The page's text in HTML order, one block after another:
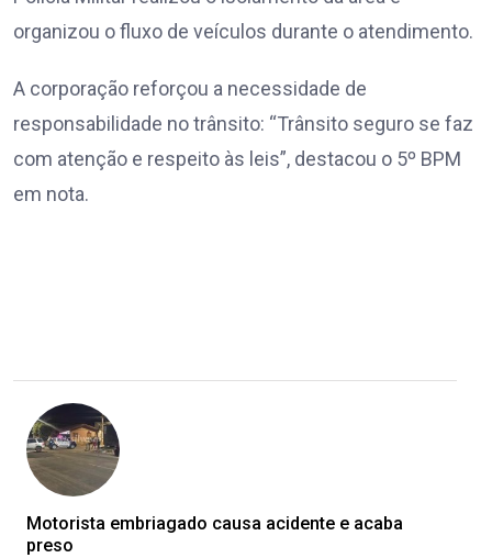
organizou o fluxo de veículos durante o atendimento.
A corporação reforçou a necessidade de
responsabilidade no trânsito: “Trânsito seguro se faz
com atenção e respeito às leis”, destacou o 5º BPM
em nota.
Motorista embriagado causa acidente e acaba
preso